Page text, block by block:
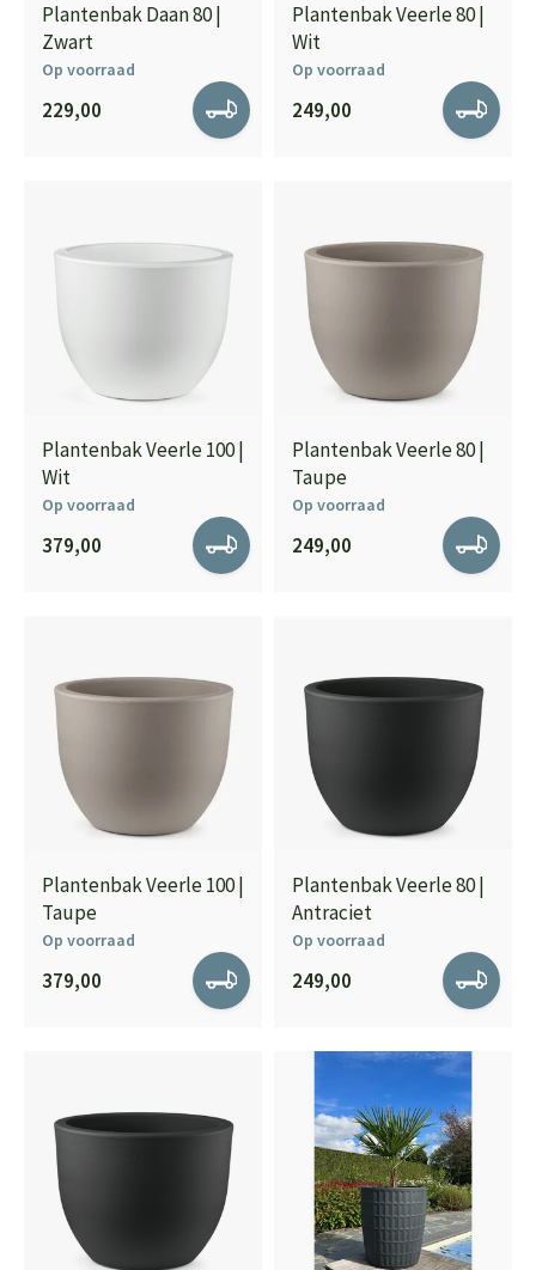
Plantenbak Daan 80 |
Zwart
Op voorraad
229,00
Plantenbak Veerle 80 |
Wit
Op voorraad
249,00
Plantenbak Veerle 100 |
Wit
Op voorraad
379,00
Plantenbak Veerle 80 |
Taupe
Op voorraad
249,00
Plantenbak Veerle 100 |
Taupe
Op voorraad
379,00
Plantenbak Veerle 80 |
Antraciet
Op voorraad
249,00